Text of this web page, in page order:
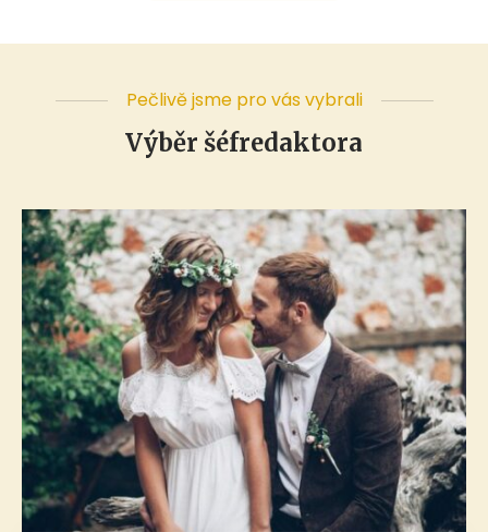
Pečlivě jsme pro vás vybrali
Výběr šéfredaktora